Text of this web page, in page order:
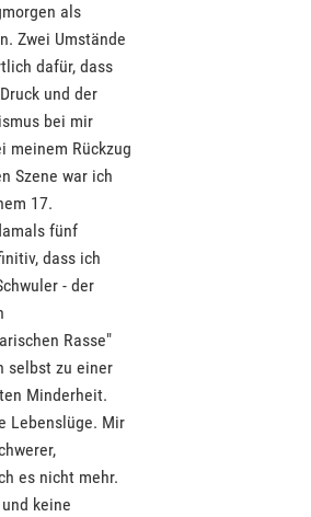
als
Zwei Umstände
dafür, dass
und der
bei mir
meinem Rückzug
Szene war ich
17.
fünf
dass ich
- der
Rasse"
selbst zu einer
Minderheit.
Lebenslüge. Mir
es nicht mehr.
keine